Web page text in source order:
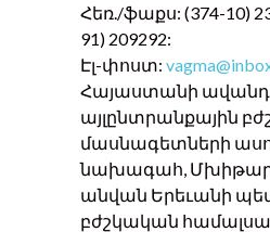
Հեռ./ֆաքս: (374-10)
91) 209292:
Էլ-փոստ:
Հայաստանի
այլընտրանքային
մասնագետների
նախագահ, Մխիթար
անվան Երեւանի
բժշկական